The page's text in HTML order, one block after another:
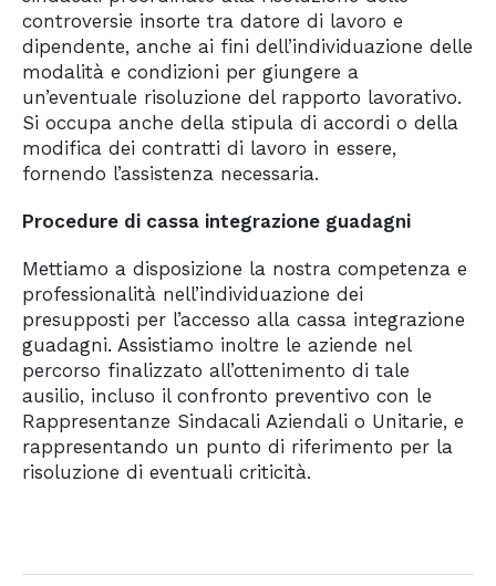
controversie insorte tra datore di lavoro e
dipendente, anche ai fini dell’individuazione delle
modalità e condizioni per giungere a
un’eventuale risoluzione del rapporto lavorativo.
Si occupa anche della stipula di accordi o della
modifica dei contratti di lavoro in essere,
fornendo l’assistenza necessaria.
Procedure di cassa integrazione guadagni
Mettiamo a disposizione la nostra competenza e
professionalità nell’individuazione dei
presupposti per l’accesso alla cassa integrazione
guadagni. Assistiamo inoltre le aziende nel
percorso finalizzato all’ottenimento di tale
ausilio, incluso il confronto preventivo con le
Rappresentanze Sindacali Aziendali o Unitarie, e
rappresentando un punto di riferimento per la
risoluzione di eventuali criticità.